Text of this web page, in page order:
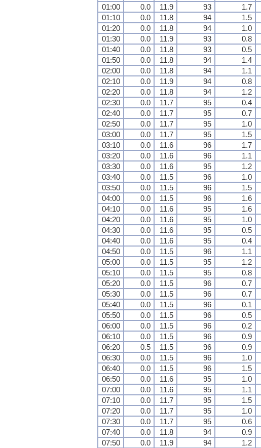
01:00
0.0 11.9 93 1.7
01:10
0.0 11.8 94 1.5
01:20
0.0 11.8 94 1.0
01:30
0.0 11.9 93 0.8
01:40
0.0 11.8 93 0.5
01:50
0.0 11.8 94 1.4
02:00
0.0 11.8 94 1.1
02:10
0.0 11.9 94 0.8
02:20
0.0 11.8 94 1.2
02:30
0.0 11.7 95 0.4
02:40
0.0 11.7 95 0.7
02:50
0.0 11.7 95 1.0
03:00
0.0 11.7 95 1.5
03:10
0.0 11.6 96 1.7
03:20
0.0 11.6 96 1.1
03:30
0.0 11.6 95 1.2
03:40
0.0 11.5 96 1.0
03:50
0.0 11.5 96 1.5
04:00
0.0 11.5 96 1.6
04:10
0.0 11.6 95 1.6
04:20
0.0 11.6 95 1.0
04:30
0.0 11.6 95 0.5
04:40
0.0 11.6 95 0.4
04:50
0.0 11.5 96 1.1
05:00
0.0 11.5 95 1.2
05:10
0.0 11.5 95 0.8
05:20
0.0 11.5 96 0.7
05:30
0.0 11.5 96 0.7
05:40
0.0 11.5 96 0.1
05:50
0.0 11.5 96 0.5
06:00
0.0 11.5 96 0.2
06:10
0.0 11.5 96 0.9
06:20
0.5 11.5 96 0.9
06:30
0.0 11.5 96 1.0
06:40
0.0 11.5 96 1.5
06:50
0.0 11.6 95 1.0
07:00
0.0 11.6 95 1.1
07:10
0.0 11.7 95 1.5
07:20
0.0 11.7 95 1.0
07:30
0.0 11.7 95 0.6
07:40
0.0 11.8 94 0.9
07:50
0.0 11.9 94 1.2